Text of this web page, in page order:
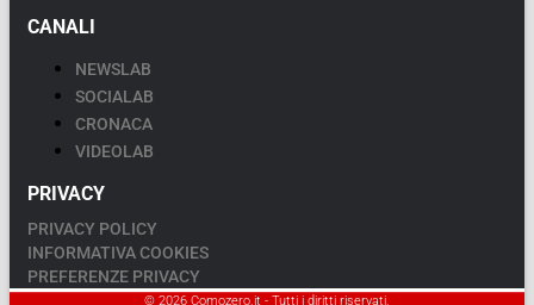
CANALI
NEWSLAB
SOCIALAB
CRONACA
VIDEOLAB
PRIVACY
PRIVACY POLICY
INFORMATIVA COOKIES
PREFERENZE PRIVACY
© 2026 Comozero.it - Tutti i diritti riservati.